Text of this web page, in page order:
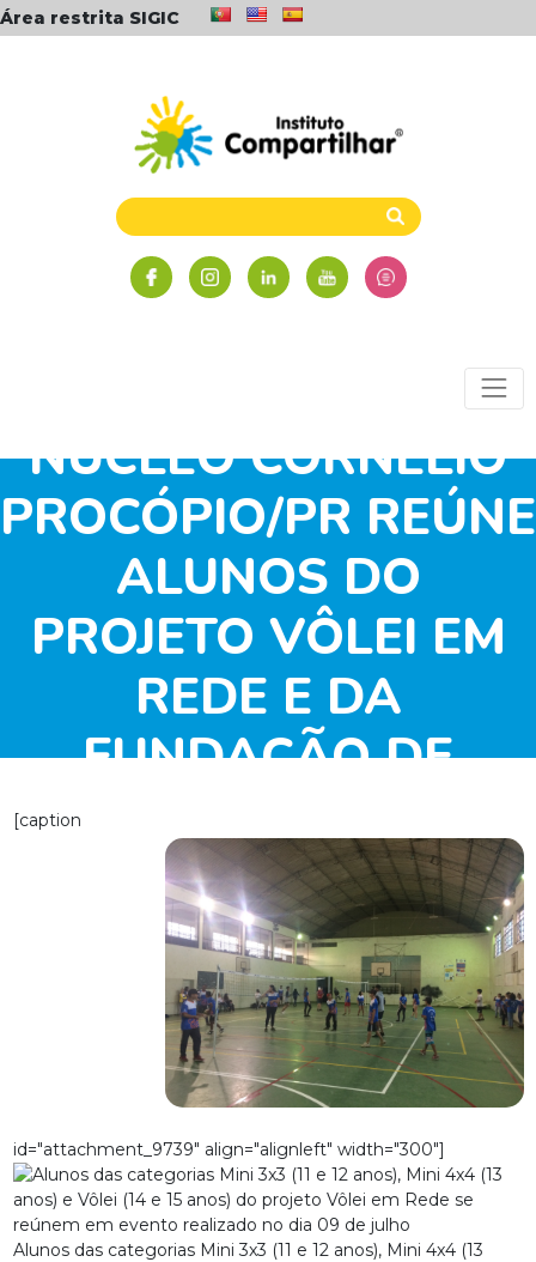
Área restrita SIGIC
NÚCLEO CORNÉLIO
PROCÓPIO/PR REÚNE
ALUNOS DO
PROJETO VÔLEI EM
REDE E DA
FUNDAÇÃO DE
CIDADE
[caption
id="attachment_9739" align="alignleft" width="300"]
Alunos das categorias Mini 3x3 (11 e 12 anos), Mini 4x4 (13